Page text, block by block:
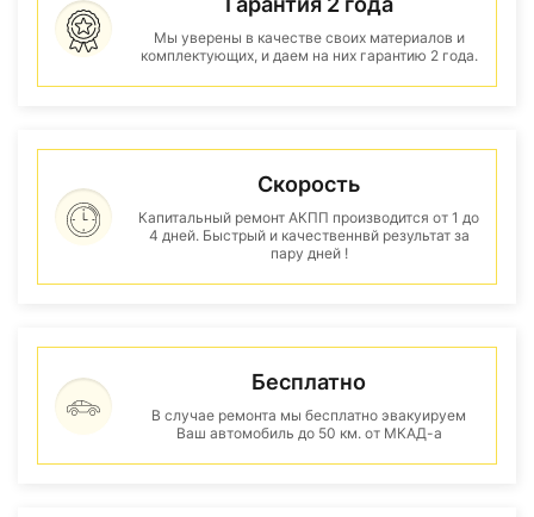
Мы уверены в качестве своих материалов и
комплектующих, и даем на них гарантию 2 года.
Скорость
Капитальный ремонт АКПП производится от 1 до
4 дней. Быстрый и качественнвй результат за
пару дней !
Бесплатно
В случае ремонта мы бесплатно эвакуируем
Ваш автомобиль до 50 км. от МКАД-а